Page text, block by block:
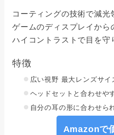
コーティングの技術で減光
ゲームのディスプレイから
ハイコントラストで目を守
特徴
広い視野 最大レンズサイ
ヘッドセットと合わせや
自分の耳の形に合わせら
Amazonで